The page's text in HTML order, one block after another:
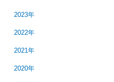
2023年
2022年
2021年
2020年